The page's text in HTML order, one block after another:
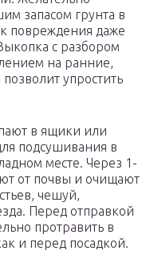
запасом грунта в
повреждения даже
с разбором
на ранние,
упростить
в ящики или
подсушивания в
месте. Через 1-
от почвы и очищают
чешуй,
Перед отправкой
протравить в
и перед посадкой.